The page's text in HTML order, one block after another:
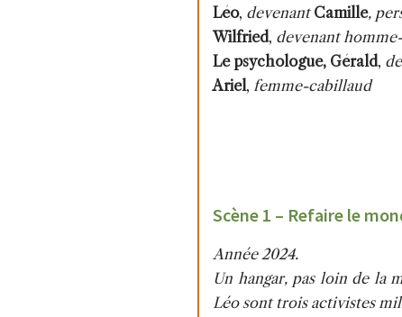
Léo, devenantCamille,
Wilfried, devenant
Le psychologue, Gérald,
Ariel, femme-cabillaud
Scène 1 – Refaire le
Année 2024.
Un hangar, pas loin de la
Léo sont trois activistes